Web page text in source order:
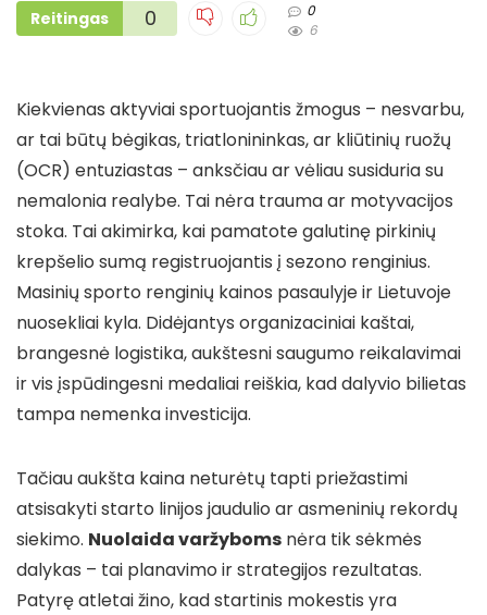
Reitingas 0
0
6
Kiekvienas aktyviai sportuojantis žmogus – nesvarbu,
ar tai būtų bėgikas, triatlonininkas, ar kliūtinių ruožų
(OCR) entuziastas – anksčiau ar vėliau susiduria su
nemalonia realybe. Tai nėra trauma ar motyvacijos
stoka. Tai akimirka, kai pamatote galutinę pirkinių
krepšelio sumą registruojantis į sezono renginius.
Masinių sporto renginių kainos pasaulyje ir Lietuvoje
nuosekliai kyla. Didėjantys organizaciniai kaštai,
brangesnė logistika, aukštesni saugumo reikalavimai
ir vis įspūdingesni medaliai reiškia, kad dalyvio bilietas
tampa nemenka investicija.
Tačiau aukšta kaina neturėtų tapti priežastimi
atsisakyti starto linijos jaudulio ar asmeninių rekordų
siekimo. Nuolaida varžyboms nėra tik sėkmės
dalykas – tai planavimo ir strategijos rezultatas.
Patyrę atletai žino, kad startinis mokestis yra